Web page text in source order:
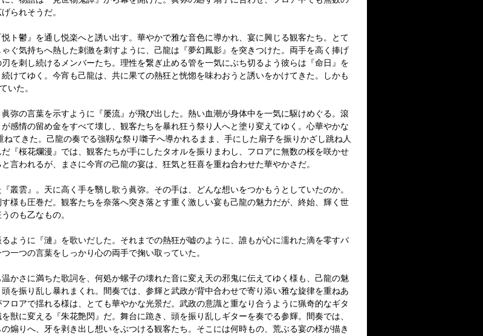
られそうだ。
ト鬱』を通し悦楽へと誘い出す。華やかで雅な音色に導かれ、宴に興じる観客たち。とて
ぐ気持ちへ熱した刺激を刺すように、己龍は『夢幻鳳影』を突きつけた。両手を高く捧げ
を刺し続けるメンバーたち。理性を繋ぎ止める管を一気にぶち切るよう彼らは『命日』を
けてゆく。今宵も己龍は、共に果ての熱狂と恍惚を味わおうと誘いをかけてきた。しかも
いた。
弥の言葉を示すように『屡流』が飛び出した。熱い血潮が身体中を一気に駆けめぐる。滾
感情の留め金をすべて壊し、観客たちを暴れ狂う祭り人へと塗り変えてゆく。心華やかな
てきた。己龍の奏でる強靱な祭り囃子へ導かれるまま、手にした扇子を振りかざし跳ね人
『桜花爛漫』では、観客たちが手にしたタオルを振りまわし、フロアに無数の桜を咲かせ
言われるが、まさに今宵の己龍の宴は、狂気と狂喜を重ね合わせた華やかさだ。
叢雲』。天に高く手を翳し歌う眞弥。その手は、どんな想いをつかもうとしていたのか。
様も圧巻だ。観客たちを奈落へ突き落とす重く激しい宴も己龍の魅力だが、終始、輝く世
のも乙なもの。
ように『漣』を歌いだした。それまでの熱狂が嘘のように、誰もが心に濡れた滴を零すバ
一つの言葉をしっかり心の両手で掬い取っていた。
かさに満ちた歌詞を、何処か螺子の壊れた音に変え天の邪鬼に伝えてゆく様も、己龍の魅
を振り乱し暴れまくれ。間奏では、参輝と武政が背中合わせで寄り添い雅な旋律を重ねあ
ロアで揺れる様は、とても華やかな光景だ。武政の意識と重なり合うように猟奇的なギタ
獣に変える『朱花艶閃』だ。舞台に跪き、頭を振り乱しギターを奏でる参輝。間奏では、
煽りへ、牙を剥き出し想いをぶつける観客たち。そこには何時もの、荒ぶる宴の様が描き